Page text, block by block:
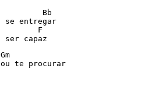
Bb
se entregar
F
ser capaz
te procurar